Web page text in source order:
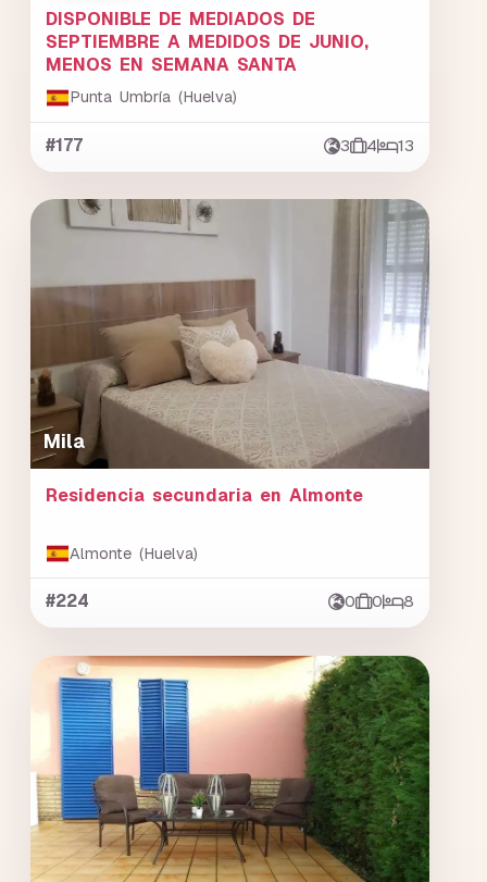
DISPONIBLE DE MEDIADOS DE
SEPTIEMBRE A MEDIDOS DE JUNIO,
MENOS EN SEMANA SANTA
Punta Umbría (Huelva)
#177 3 4 13
Mila
Residencia secundaria en Almonte
Almonte (Huelva)
#224 0 0 8